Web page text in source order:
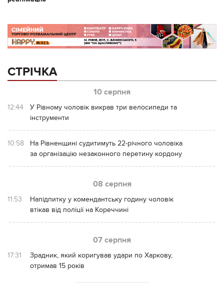
СТРІЧКА
10 серпня
12:44
У Рівному чоловік викрав три велосипеди та
інструменти
10:58
На Рівненщині судитимуть 22-річного чоловіка
за організацію незаконного перетину кордону
08 серпня
11:53
Напідпитку у комендантську годину чоловік
втікав від поліції на Кореччині
07 серпня
17:31
Зрадник, який коригував удари по Харкову,
отримав 15 років